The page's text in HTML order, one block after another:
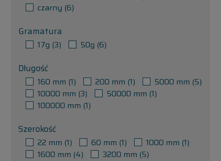
czarny (6)
Gramatura
17g (3) 50g (6)
Długość
160 mm (1) 200 mm (1) 5000 mm (5)
10000 mm (3) 50000 mm (1)
100000 mm (1)
Szerokość
22 mm (1) 60 mm (1) 1000 mm (1)
1600 mm (4) 3200 mm (5)